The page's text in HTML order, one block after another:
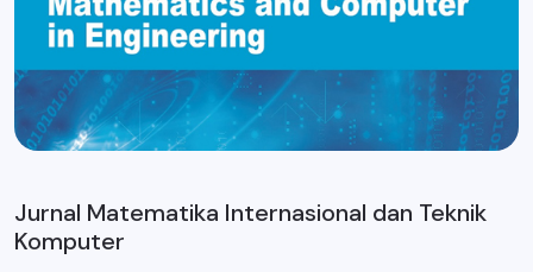
Jurnal Matematika Internasional dan Teknik
Komputer